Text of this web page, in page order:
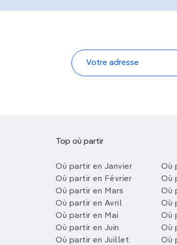
Top où partir
Où partir en Janvier
Où partir en Février
Où partir en Mars
Où partir en Avril
Où partir en Mai
Où partir en Juin
Où partir en Juillet
Où
Où
Où
Où
Où
Où
Où